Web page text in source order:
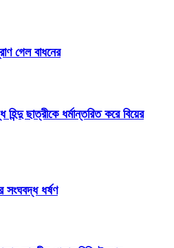
গেল বাধনের
ছাত্রীকে ধর্মান্তরিত করে বিয়ের
সংঘবদ্ধ ধর্ষণ